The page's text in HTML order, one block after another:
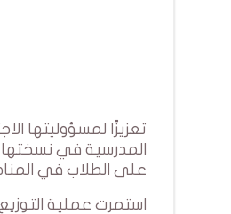
تعزيزًا لمسؤوليتها
المدرسية في
على الطلاب في